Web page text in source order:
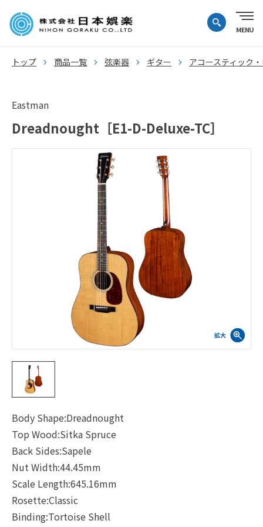
トップ 商品一覧 弦楽器 ギター アコースティック
Eastman
Dreadnought［E1-D-Deluxe-TC］
Body Shape:Dreadnought
Top Wood:Sitka Spruce
Back Sides:Sapele
Nut Width:44.45mm
Scale Length:645.16mm
Rosette:Classic
Binding:Tortoise Shell